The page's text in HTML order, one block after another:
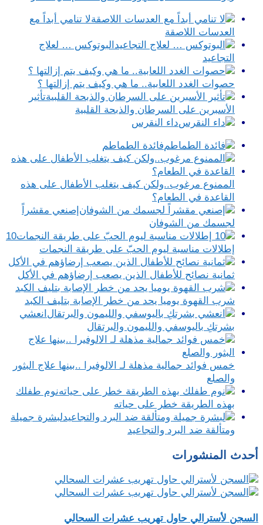
لا تنامي أبداً مع
العدسات اللاصقة
البوتوكس … لعلاج
التجاعيد
حصوات الغدد اللعابية.. ما هي وكيف يتم إزالتها ؟
تأثير
الأسبرين على السرطان والذبحة القلبية
داء النقرس
فائدة الطماطم
الممنوع مرغوب..ولكن كيف يتغلب الأطفال على هذه
القاعدة في الطعام؟
إصنعي مقشراً
لجسمك من الشوفان
10
إطلالات مناسبة ليوم الحبّ على طريقة النجمات
ثمانية نصائح للأطفال الذين يصعب إرضاؤهم في الأكل
شرب القهوة يوميا يحد من خطر الإصابة بتليف الكبد
انعشي
بشرتكِ باليوسفي والليمون والبرتقال
خمس فوائد جمالية مذهلة لـ الالوفيرا ..بينها علاج البثور
والصلع
نوم طفلك
بهذه الطريقة خطر على حياته
لبشرة جميلة
ومتألقة ضد البرد والتجاعيد
أحدث المنشورات
السجن لأسترالي حاول تهريب عشرات السحالي